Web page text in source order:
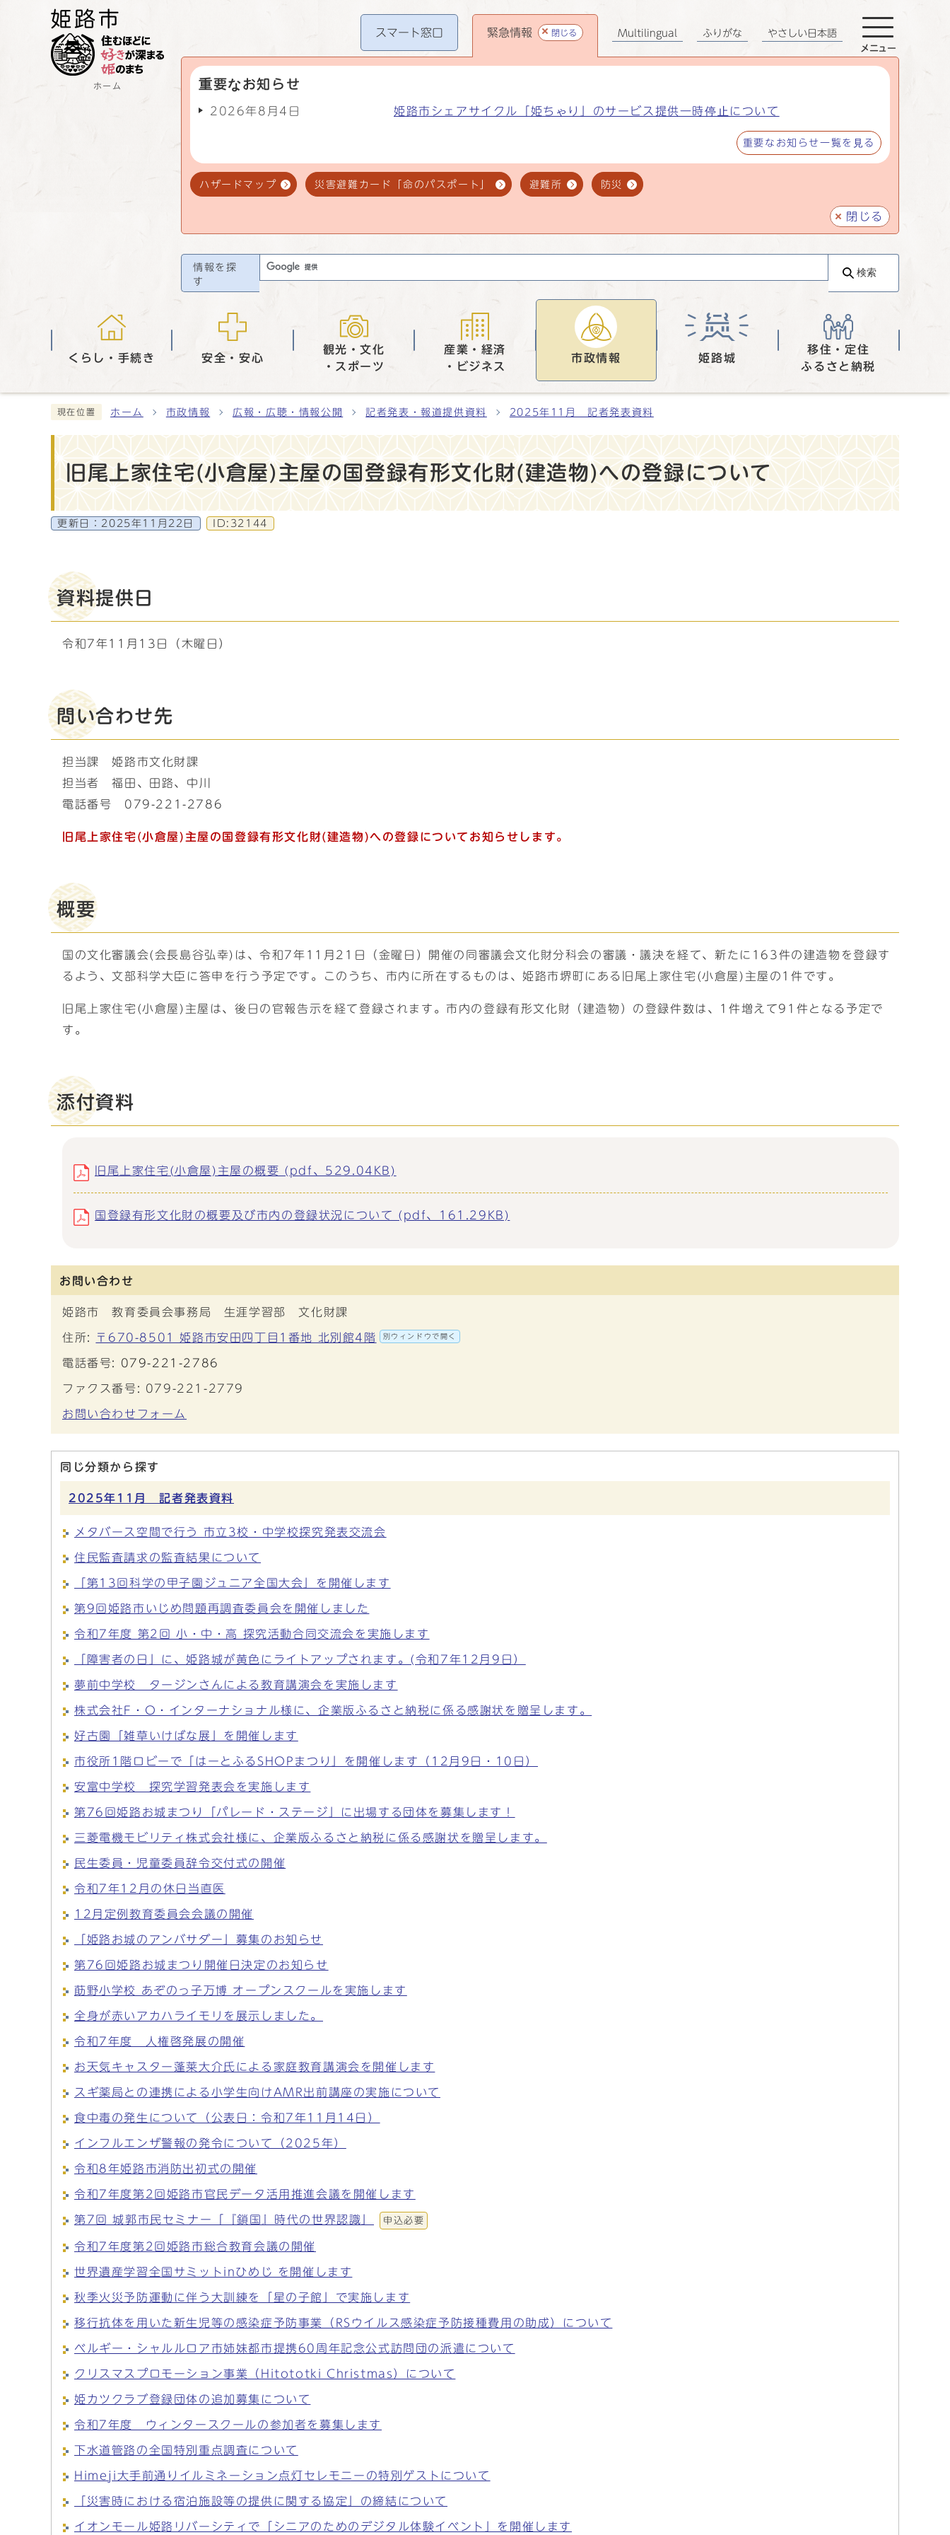
ホーム
スマート窓口 緊急情報 閉じる
重要なお知らせ
2026年8月4日 姫路市シェアサイクル「姫ちゃり」のサービス提供一時停止について
重要なお知らせ一覧を見る
ハザードマップ 災害避難カード「命のパスポート」 避難所 防災
閉じる
Multilingual ふりがな やさしい日本語
メニュー
情報を探
す
検索
くらし・手続き 安全・安心
観光・文化
・スポーツ
産業・経済
・ビジネス
市政情報 姫路城
移住・定住
ふるさと納税
現在位置 ホーム 市政情報 広報・広聴・情報公開 記者発表・報道提供資料 2025年11月 記者発表資料
旧尾上家住宅(小倉屋)主屋の国登録有形文化財(建造物)への登録について
更新日： 2025年11月22日 ID:32144
資料提供日
令和7年11月13日（木曜日）
問い合わせ先
担当課 姫路市文化財課
担当者 福田、田路、中川
電話番号 079-221-2786
旧尾上家住宅(小倉屋)主屋の国登録有形文化財(建造物)への登録についてお知らせします。
概要
国の文化審議会(会長島谷弘幸)は、令和7年11月21日（金曜日）開催の同審議会文化財分科会の審議・議決を経て、新たに163件の建造物を登録す
るよう、文部科学大臣に答申を行う予定です。このうち、市内に所在するものは、姫路市堺町にある旧尾上家住宅(小倉屋)主屋の1件です。
旧尾上家住宅(小倉屋)主屋は、後日の官報告示を経て登録されます。市内の登録有形文化財（建造物）の登録件数は、1件増えて91件となる予定で
す。
添付資料
旧尾上家住宅(小倉屋)主屋の概要 (pdf、529.04KB)
国登録有形文化財の概要及び市内の登録状況について (pdf、161.29KB)
お問い合わせ
姫路市 教育委員会事務局 生涯学習部 文化財課
住所: 〒670-8501 姫路市安田四丁目1番地 北別館4階 別ウィンドウで開く
電話番号: 079-221-2786
ファクス番号: 079-221-2779
お問い合わせフォーム
同じ分類から探す
2025年11月 記者発表資料
メタバース空間で行う 市立3校・中学校探究発表交流会
住民監査請求の監査結果について
「第13回科学の甲子園ジュニア全国大会」を開催します
第9回姫路市いじめ問題再調査委員会を開催しました
令和7年度 第2回 小・中・高 探究活動合同交流会を実施します
「障害者の日」に、姫路城が黄色にライトアップされます。(令和7年12月9日）
夢前中学校 タージンさんによる教育講演会を実施します
株式会社F・O・インターナショナル様に、企業版ふるさと納税に係る感謝状を贈呈します。
好古園「雑草いけばな展」を開催します
市役所1階ロビーで「はーとふるSHOPまつり」を開催します（12月9日・10日）
安富中学校 探究学習発表会を実施します
第76回姫路お城まつり「パレード・ステージ」に出場する団体を募集します！
三菱電機モビリティ株式会社様に、企業版ふるさと納税に係る感謝状を贈呈します。
民生委員・児童委員辞令交付式の開催
令和7年12月の休日当直医
12月定例教育委員会会議の開催
「姫路お城のアンバサダー」募集のお知らせ
第76回姫路お城まつり開催日決定のお知らせ
莇野小学校 あぞのっ子万博 オープンスクールを実施します
全身が赤いアカハライモリを展示しました。
令和7年度 人権啓発展の開催
お天気キャスター蓬莱大介氏による家庭教育講演会を開催します
スギ薬局との連携による小学生向けAMR出前講座の実施について
食中毒の発生について（公表日：令和7年11月14日）
インフルエンザ警報の発令について（2025年）
令和8年姫路市消防出初式の開催
令和7年度第2回姫路市官民データ活用推進会議を開催します
第7回 城郭市民セミナー「『鎖国』時代の世界認識」 申込必要
令和7年度第2回姫路市総合教育会議の開催
世界遺産学習全国サミットinひめじ を開催します
秋季火災予防運動に伴う大訓練を「星の子館」で実施します
移行抗体を用いた新生児等の感染症予防事業（RSウイルス感染症予防接種費用の助成）について
ベルギー・シャルルロア市姉妹都市提携60周年記念公式訪問団の派遣について
クリスマスプロモーション事業（Hitototki Christmas）について
姫カツクラブ登録団体の追加募集について
令和7年度 ウィンタースクールの参加者を募集します
下水道管路の全国特別重点調査について
Himeji大手前通りイルミネーション点灯セレモニーの特別ゲストについて
「災害時における宿泊施設等の提供に関する協定」の締結について
イオンモール姫路リバーシティで「シニアのためのデジタル体験イベント」を開催します